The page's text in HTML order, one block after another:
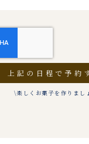
上記の日程で予約
\楽しくお菓子を作りまし